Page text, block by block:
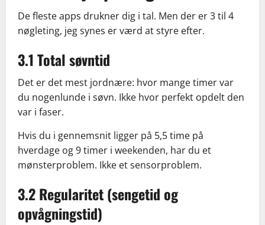
De fleste apps drukner dig i tal. Men der er 3 til 4
nøgleting, jeg synes er værd at styre efter.
3.1 Total søvntid
Det er det mest jordnære: hvor mange timer var
du nogenlunde i søvn. Ikke hvor perfekt opdelt den
var i faser.
Hvis du i gennemsnit ligger på 5,5 time på
hverdage og 9 timer i weekenden, har du et
mønsterproblem. Ikke et sensorproblem.
3.2 Regularitet (sengetid og
opvågningstid)